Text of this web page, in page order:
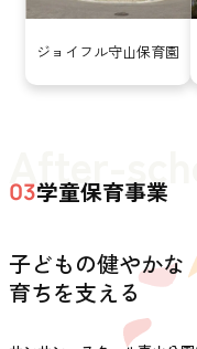
ジョイフル守山保育園
After-
03学童保育事業
子どもの健やかな
育ちを支える